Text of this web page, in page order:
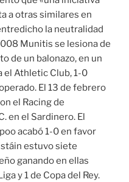
a otras similares en
la neutralidad
Munitis se lesiona de
de un balonazo, en un
el Athletic Club, 1-0
El 13 de febrero
el Racing de
en el Sardinero. El
acabó 1-0 en favor
estuvo siete
ganando en ellas
y 1 de Copa del Rey.